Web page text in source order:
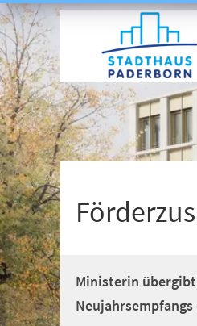
Visuelle
Assistenzsoftware
öffnen.
Mit
der
Tastatur
erreichbar
über
ALT
+
1
Ministerin übergibt